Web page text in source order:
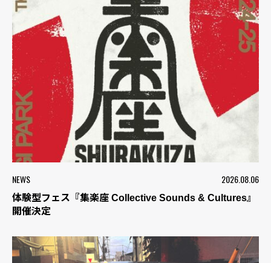
NEWS 2026.08.06
体験型フェス『集楽座 Collective Sounds & Cultures』
開催決定